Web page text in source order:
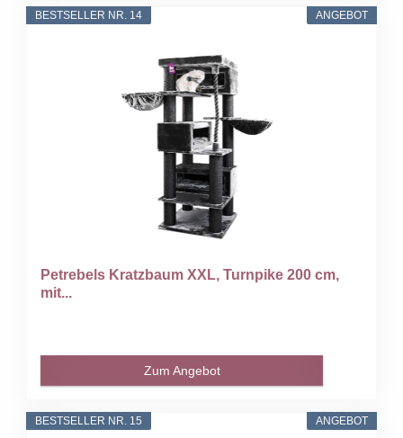
ANGEBOT
BESTSELLER NR. 14
Petrebels Kratzbaum XXL, Turnpike 200 cm,
mit...
Zum Angebot
ANGEBOT
BESTSELLER NR. 15